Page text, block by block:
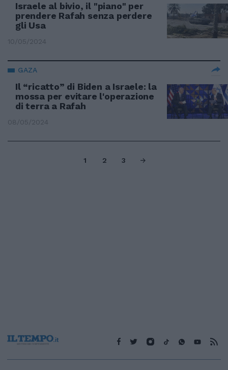
Israele al bivio, il "piano" per
prendere Rafah senza perdere
gli Usa
10/05/2024
GAZA
Il “ricatto” di Biden a Israele: la
mossa per evitare l'operazione
di terra a Rafah
08/05/2024
1 2 3